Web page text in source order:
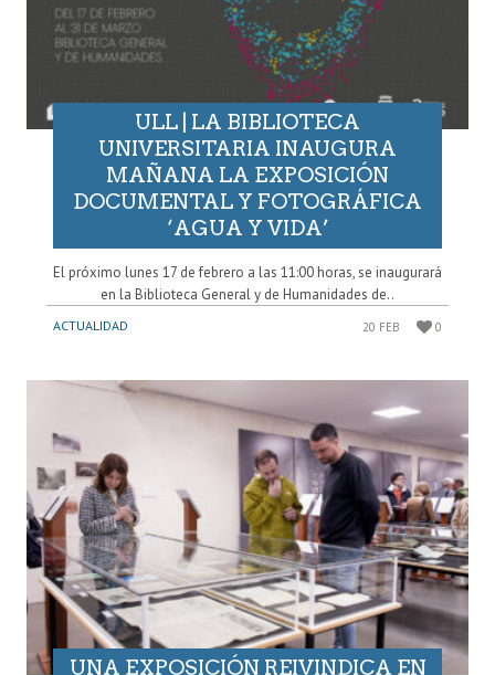
ULL | LA BIBLIOTECA
UNIVERSITARIA INAUGURA
MAÑANA LA EXPOSICIÓN
DOCUMENTAL Y FOTOGRÁFICA
‘AGUA Y VIDA’
El próximo lunes 17 de febrero a las 11:00 horas, se inaugurará
en la Biblioteca General y de Humanidades de..
ACTUALIDAD 20 FEB 0
UNA EXPOSICIÓN REIVINDICA EN